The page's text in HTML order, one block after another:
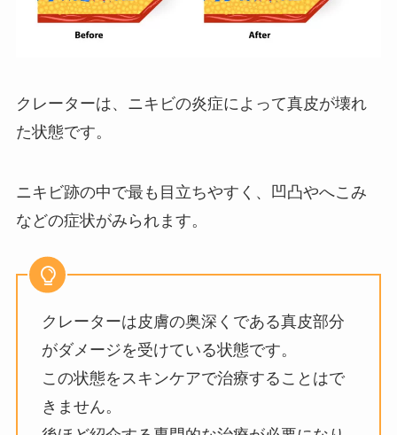
クレーターは、ニキビの炎症によって真皮が壊れ
た状態です。
ニキビ跡の中で最も目立ちやすく、凹凸やへこみ
などの症状がみられます。
クレーターは皮膚の奥深くである真皮部分
がダメージを受けている状態です。
この状態をスキンケアで治療することはで
きません。